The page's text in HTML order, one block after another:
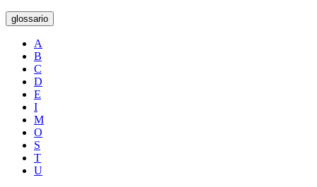
glossario
A
B
C
D
E
I
M
O
S
T
U